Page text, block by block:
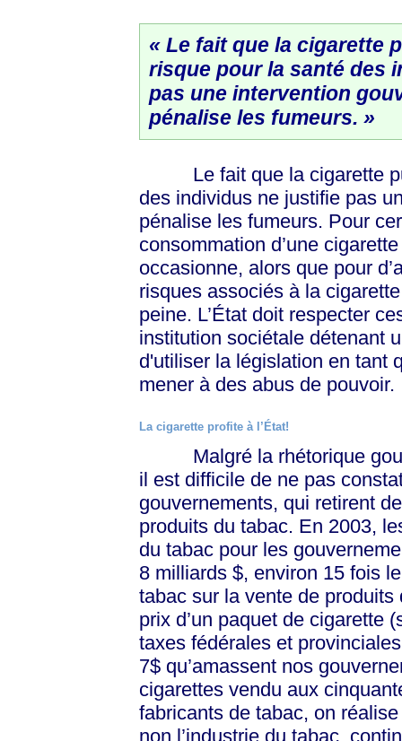
« Le fait que la cigarette
risque pour la santé des
pas une intervention
pénalise les fumeurs. »
Le fait que la cigarette
des individus ne justifie pas
pénalise les fumeurs. Pour
consommation d’une
occasionne, alors que pour
risques associés à la
peine. L’État doit respecter
institution sociétale détenant
d'utiliser la législation en tant
mener à des abus de pouvoir.
La cigarette profite à l’État!
Malgré la rhétorique
il est difficile de ne pas
gouvernements, qui retirent
produits du tabac. En 2003,
du tabac pour les
8 milliards $, environ 15 fois
tabac sur la vente de produits
prix d’un paquet de cigarette
taxes fédérales et provinciales
7$ qu’amassent nos
cigarettes vendu aux
fabricants de tabac, on
non l’industrie du tabac,